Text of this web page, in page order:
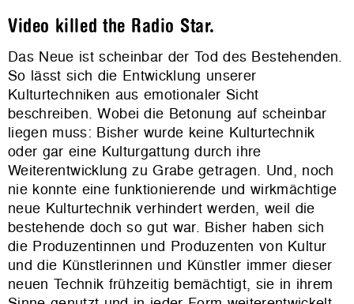
Video killed the Radio Star.
Das Neue ist scheinbar der Tod des Bestehenden.
So lässt sich die Entwicklung unserer
Kulturtechniken aus emotionaler Sicht
beschreiben. Wobei die Betonung auf scheinbar
liegen muss: Bisher wurde keine Kulturtechnik
oder gar eine Kulturgattung durch ihre
Weiterentwicklung zu Grabe getragen. Und, noch
nie konnte eine funktionierende und wirkmächtige
neue Kulturtechnik verhindert werden, weil die
bestehende doch so gut war. Bisher haben sich
die Produzentinnen und Produzenten von Kultur
und die Künstlerinnen und Künstler immer dieser
neuen Technik frühzeitig bemächtigt, sie in ihrem